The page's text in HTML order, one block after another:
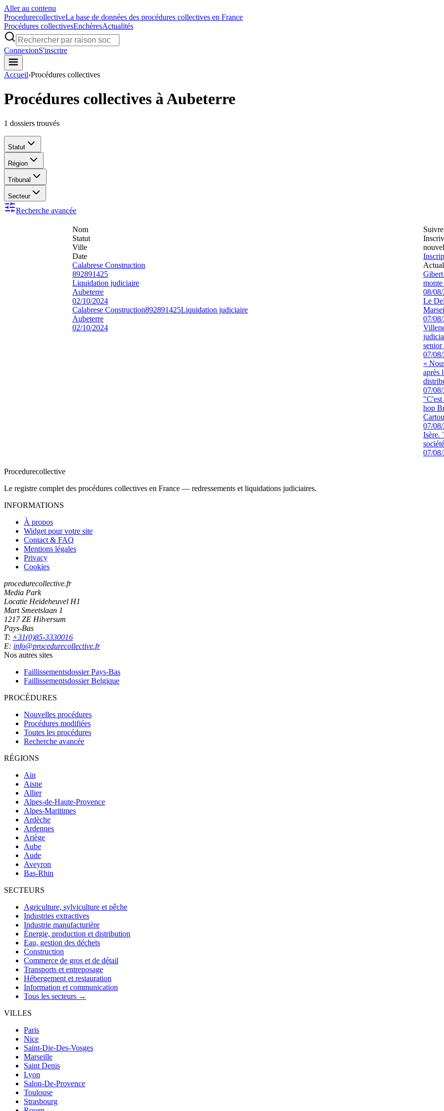
Aller au contenu
ProcedurecollectiveLa base de données des procédures collectives en France
Procédures collectivesEnchèresActualités
ConnexionS'inscrire
Accueil›Procédures collectives
Procédures collectives à Aubeterre
1 dossiers trouvés
Statut
Région
Tribunal
Secteur
Recherche avancée
Nom
Statut
Ville
Date
Calabrese Construction
892891425
Liquidation judiciaire
Aubeterre
02/10/2024
Calabrese Construction892891425Liquidation judiciaire
Aubeterre
02/10/2024
Gibert
monte
08/
Le
07/
07/
«
après
07/
"C'est
hop
07/
Isère.
07/
Procedurecollective
Le registre complet des procédures collectives en France — redressements et liquidations judiciaires.
INFORMATIONS
À propos
Widget pour votre site
Contact & FAQ
Mentions légales
Privacy
Cookies
procedurecollective.fr
Media Park
Locatie Heideheuvel H1
Mart Smeetslaan 1
1217 ZE Hilversum
Pays-Bas
T: +31(0)85-3330016
E: info@procedurecollective.fr
Nos autres sites
Faillissementsdossier Pays-Bas
Faillissementsdossier Belgique
PROCÉDURES
Nouvelles procédures
Procédures modifiées
Toutes les procédures
Recherche avancée
RÉGIONS
Ain
Aisne
Allier
Alpes-de-Haute-Provence
Alpes-Maritimes
Ardèche
Ardennes
Ariège
Aube
Aude
Aveyron
Bas-Rhin
SECTEURS
Agriculture, sylviculture et pêche
Industries extractives
Industrie manufacturière
Énergie, production et distribution
Eau, gestion des déchets
Construction
Commerce de gros et de détail
Transports et entreposage
Hébergement et restauration
Information et communication
Tous les secteurs →
VILLES
Paris
Nice
Saint-Die-Des-Vosges
Marseille
Saint Denis
Lyon
Salon-De-Provence
Toulouse
Strasbourg